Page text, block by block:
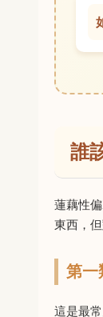
誰
蓮藕性
東西，
第一
這是最